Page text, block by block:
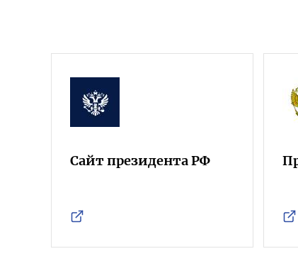
Сайт президента РФ